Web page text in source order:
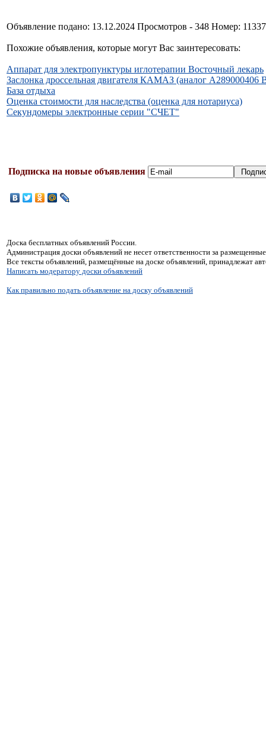
Объявление подано: 13.12.2024 Просмотров - 348 Номер:
Похожие объявления, которые могут Вас заинтересовать:
Аппарат для электропунктуры иглотерапии Восточный лекарь
Заслонка дроссельная двигателя КАМАЗ (аналог А289000406
База отдыха
Оценка стоимости для наследства (оценка для нотариуса)
Секундомеры электронные серии "СЧЕТ"
Подписка на новые объявления
Доска бесплатных объявлений России.
Администрация доски объявлений не несет ответственности за
Все тексты объявлений, размещённые на доске объявлений, принадлежат
Написать модератору доски объявлений
Как правильно подать объявление на доску объявлений